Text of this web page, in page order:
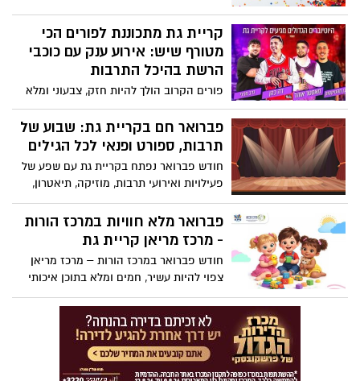
המשפחה, שיתקיים ביום שלישי, 3 במרץ,
בפארק פז.
קריית גת מתכוננת לפורים הכי
מטורף שיש: אירוע ענק עם כוכבי
הרשת בהיכל התרבות
פורים הקרוב הולך להיות חזק, צבעוני ומלא
אנרגיה – עם אירוע פורים ענק שמביא לבמה
אחת את היוטיוברים והכוכבים הכי מדוברים
ברשת, במופע מיוחד לכל חובבי הצחוק,
פברואר חם בקריית גת: שבוע של
תרבות, ספורט ופנאי לכל הגילים
חודש פברואר נפתח בקריית גת עם שפע של
פעילויות ואירועי תרבות, מוזיקה, תיאטרון,
ספורט ותוכן מעשיר – לילדים, לנוער
ולמבוגרים
פברואר מלא חוויות במרכז הורות
- מרכז מריאן קריית גת
חודש פברואר במרכז הורות – מרכז מריאן
צפוי להיות עשיר, חמים ומלא בתוכן איכותי
להורים ולילדים המרכז מזמין הורים ותינוקות,
פעוטות והגיל הרך לקחת חלק בשורה של
פעילויות מהנות, חינוכיות ומעשירות